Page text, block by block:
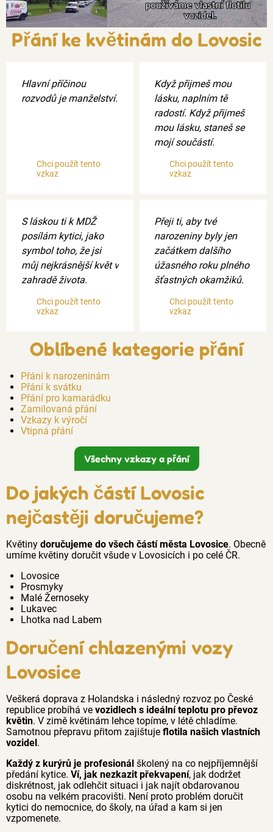
Přání ke květinám do Lovosic
Hlavní příčinou
rozvodů je manželství.
Chci použít tento
vzkaz
Když přijmeš mou
lásku, naplním tě
radostí. Když přijmeš
mou lásku, staneš se
mojí součástí.
Chci použít tento
vzkaz
S láskou ti k MDŽ
posílám kytici, jako
symbol toho, že jsi
můj nejkrásnější květ v
zahradě života.
Chci použít tento
vzkaz
Přeji ti, aby tvé
narozeniny byly jen
začátkem dalšího
úžasného roku plného
šťastných okamžiků.
Chci použít tento
vzkaz
Oblíbené kategorie přání
Přání k narozeninám
Přání k svátku
Přání pro kamarádku
Zamilovaná přání
Vzkazy k výročí
Vtipná přání
Všechny vzkazy a přání
Do jakých částí Lovosic
nejčastěji doručujeme?
Květiny doručujeme do všech částí města Lovosice. Obecně
umíme květiny doručit všude v Lovosicích i po celé ČR.
Lovosice
Prosmyky
Malé Žernoseky
Lukavec
Lhotka nad Labem
Doručení chlazenými vozy
Lovosice
Veškerá doprava z Holandska i následný rozvoz po České
republice probíhá ve vozidlech s ideální teplotu pro převoz
květin. V zimě květinám lehce topíme, v létě chladíme.
Samotnou přepravu přitom zajištuje flotila našich vlastních
vozidel.
Každý z kurýrů je profesionál školený na co nejpříjemnější
předání kytice. Ví, jak nezkazit překvapení, jak dodržet
diskrétnost, jak odlehčit situaci i jak najít obdarovanou
osobu na velkém pracovišti. Není proto problém doručit
kytici do nemocnice, do školy, na úřad a kam si jen
vzpomenete.